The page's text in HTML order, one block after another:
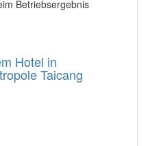
Betriebsergebnis
Hotel in
Taicang